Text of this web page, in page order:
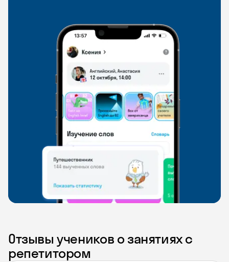
Отзывы учеников о занятиях с
репетитором